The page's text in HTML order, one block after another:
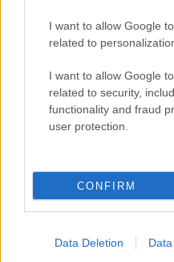
I want to allow Google
related to
I want to allow Google
related to security,
functionality and fraud
user protection.
CONFIRM
Data Deletion
IPARÁGI HÍREK
Iparági hírek